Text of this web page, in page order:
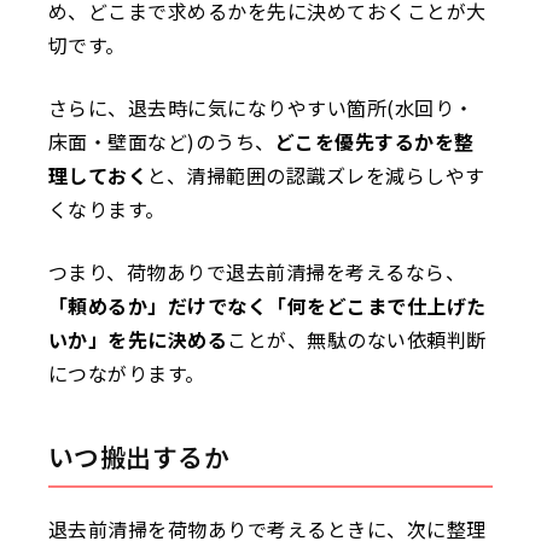
め、どこまで求めるかを先に決めておくことが大
切です。
さらに、退去時に気になりやすい箇所(水回り・
床面・壁面など)のうち、 どこを優先するかを整
理しておく と、清掃範囲の認識ズレを減らしやす
くなります。
つまり、荷物ありで退去前清掃を考えるなら、
「頼めるか」だけでなく「何をどこまで仕上げた
いか」を先に決めることが、無駄のない依頼判断
につながります。
いつ搬出するか
退去前清掃を荷物ありで考えるときに、次に整理